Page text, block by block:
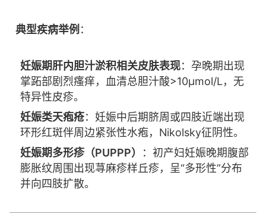
典型疾病举例 ：
妊娠期肝内胆汁淤积相关皮肤表现：孕晚期出现
掌跖部剧烈瘙痒，血清总胆汁酸>10μmol/L，无
特异性皮疹。
妊娠类天疱疮：妊娠中后期脐周或四肢近端出现
环形红斑伴周边紧张性水疱，Nikolsky征阴性。
妊娠期多形疹（PUPPP）
：初产妇妊娠晚期腹部
膨胀纹周围出现荨麻疹样丘疹，呈“多形性”分布
并向四肢扩散。